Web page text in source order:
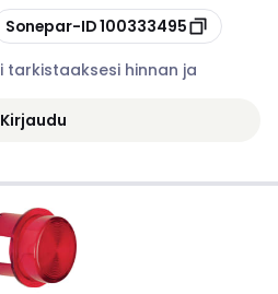
Sonepar-ID100333495
tarkistaaksesi hinnan ja
Kirjaudu